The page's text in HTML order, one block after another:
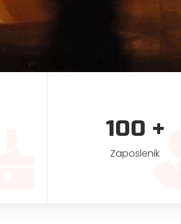
100 +
Zaposlenik